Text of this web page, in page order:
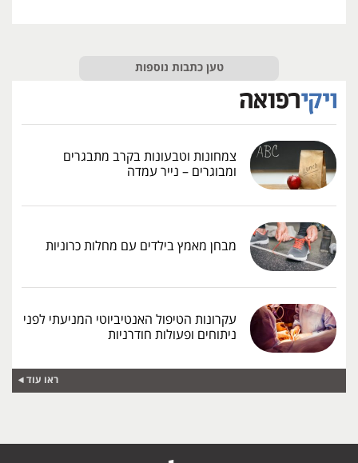
טען כתבות נוספות
צמחונות וטבעונות בקרב מתבגרים
ומבוגרים – נייר עמדה
מבחן מאמץ בילדים עם מחלות כרוניות
עקרונות הטיפול האנטיביוטי המניעתי לפני
ניתוחים ופעולות חודרניות
ראו עוד